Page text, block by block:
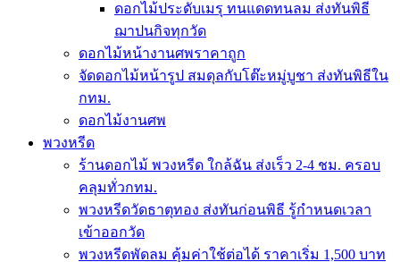
ดอกไม้ประดับเมรุ ทนแดดทนลม ส่งทันพิธี
ฌาปนกิจทุกวัด
ดอกไม้หน้างานศพราคาถูก
จัดดอกไม้หน้ารูป สมดุลกับโต๊ะหมู่บูชา ส่งทันพิธีใน
กทม.
ดอกไม้งานศพ
พวงหรีด
ร้านดอกไม้ พวงหรีด ใกล้ฉัน ส่งเร็ว 2-4 ชม. ครอบ
คลุมทั่วกทม.
พวงหรีดวัดธาตุทอง ส่งทันก่อนพิธี รู้กำหนดเวลา
เข้าออกวัด
พวงหรีดพัดลม คุ้มค่าใช้ต่อได้ ราคาเริ่ม 1,500 บาท